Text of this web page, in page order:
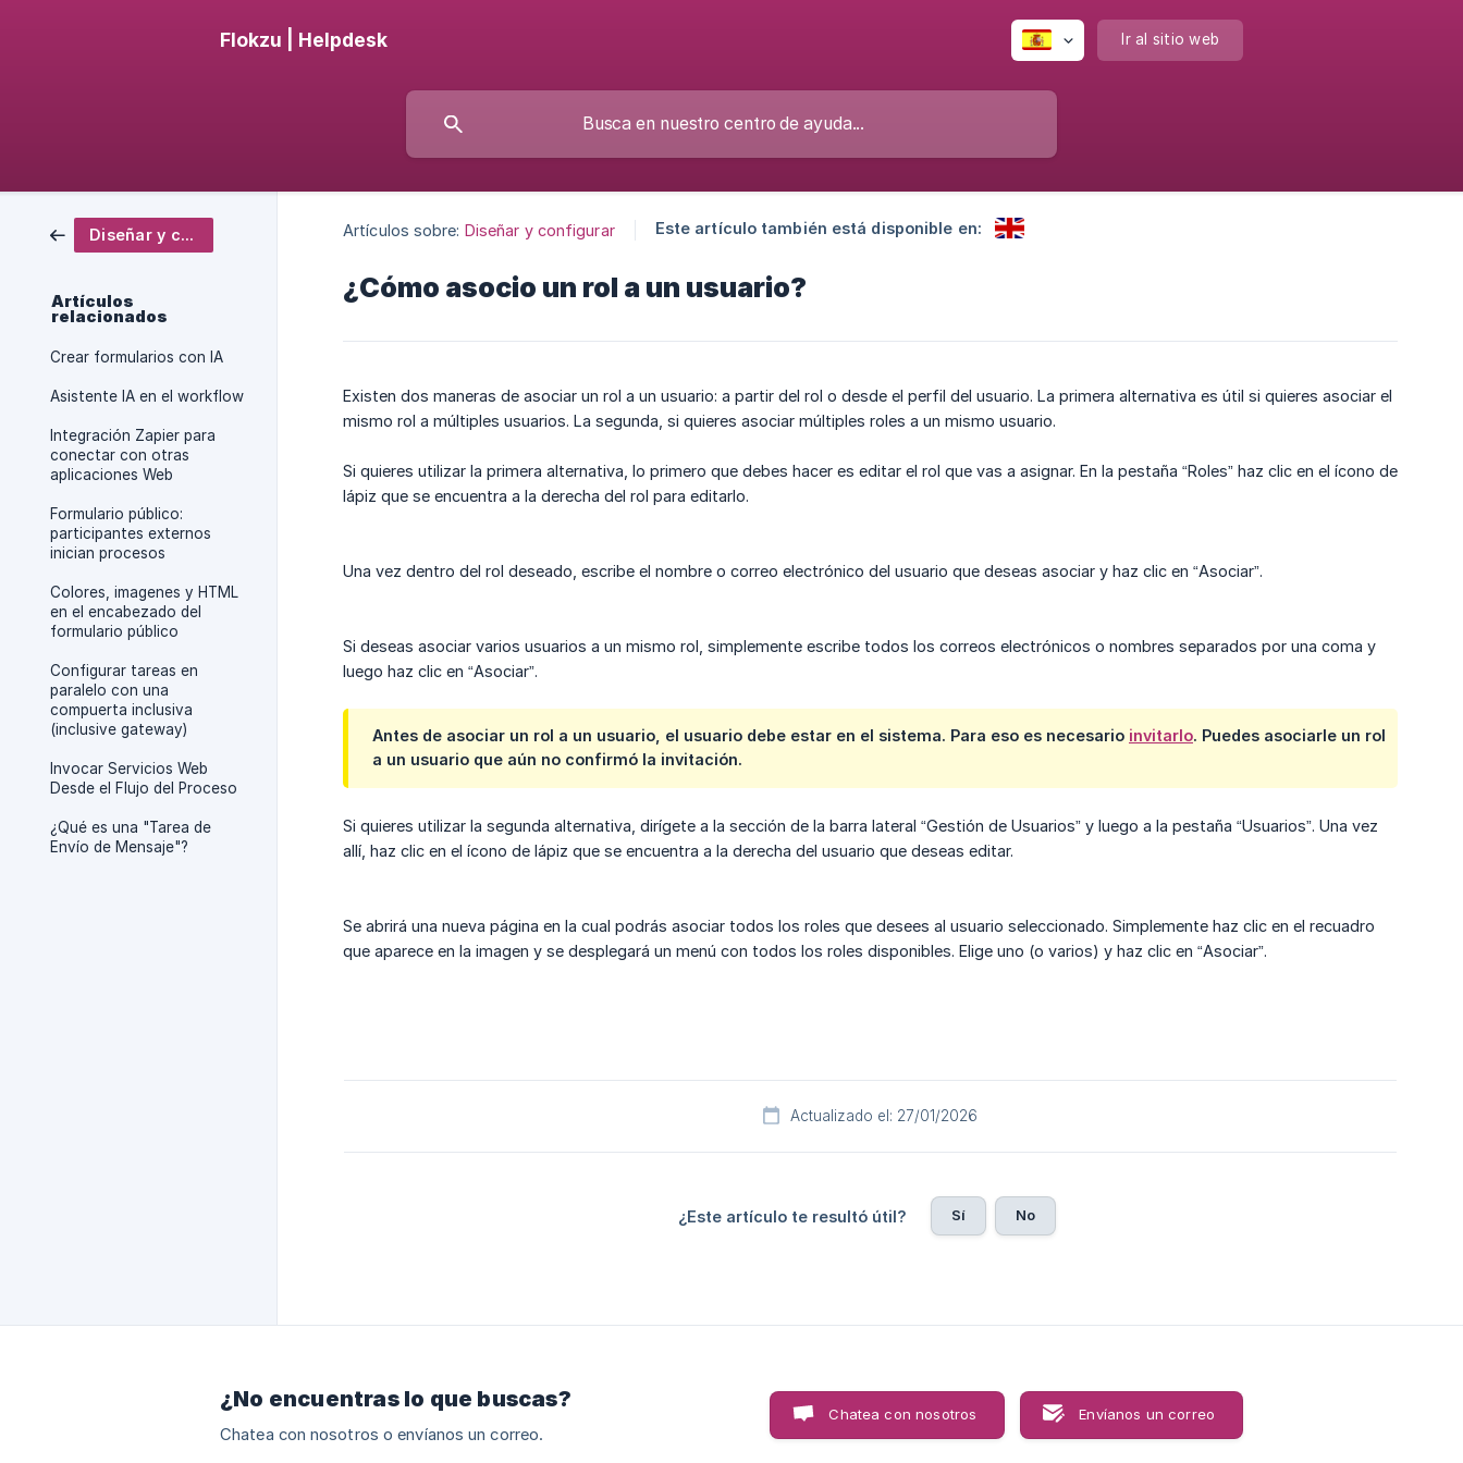
Flokzu | Helpdesk Ir al sitio web
Diseñar y configurar
Artículos
relacionados
Crear formularios con IA
Asistente IA en el workflow
Integración Zapier para
conectar con otras
aplicaciones Web
Formulario público:
participantes externos
inician procesos
Colores, imagenes y HTML
en el encabezado del
formulario público
Configurar tareas en
paralelo con una
compuerta inclusiva
(inclusive gateway)
Invocar Servicios Web
Desde el Flujo del Proceso
¿Qué es una "Tarea de
Envío de Mensaje"?
Artículos sobre: Diseñar y configurar Este artículo también está disponible en:
¿Cómo asocio un rol a un usuario?
Existen dos maneras de asociar un rol a un usuario: a partir del rol o desde el perfil del usuario. La primera alternativa es útil si quieres asociar el
mismo rol a múltiples usuarios. La segunda, si quieres asociar múltiples roles a un mismo usuario.
Si quieres utilizar la primera alternativa, lo primero que debes hacer es editar el rol que vas a asignar. En la pestaña “Roles” haz clic en el ícono de
lápiz que se encuentra a la derecha del rol para editarlo.
Una vez dentro del rol deseado, escribe el nombre o correo electrónico del usuario que deseas asociar y haz clic en “Asociar”.
Si deseas asociar varios usuarios a un mismo rol, simplemente escribe todos los correos electrónicos o nombres separados por una coma y
luego haz clic en “Asociar”.
Antes de asociar un rol a un usuario, el usuario debe estar en el sistema. Para eso es necesario invitarlo. Puedes asociarle un rol
a un usuario que aún no confirmó la invitación.
Si quieres utilizar la segunda alternativa, dirígete a la sección de la barra lateral “Gestión de Usuarios” y luego a la pestaña “Usuarios”. Una vez
allí, haz clic en el ícono de lápiz que se encuentra a la derecha del usuario que deseas editar.
Se abrirá una nueva página en la cual podrás asociar todos los roles que desees al usuario seleccionado. Simplemente haz clic en el recuadro
que aparece en la imagen y se desplegará un menú con todos los roles disponibles. Elige uno (o varios) y haz clic en “Asociar”.
Actualizado el: 27/01/2026
¿Este artículo te resultó útil? Sí No
¿No encuentras lo que buscas?
Chatea con nosotros o envíanos un correo.
Chatea con nosotros Envíanos un correo